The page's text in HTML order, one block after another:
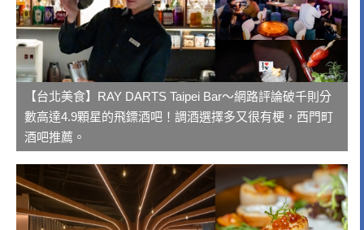
【台北美食】RAY DARTS Taipei Bar～網路評論破千則分
數高達4.9顆星的飛鏢酒吧！調酒選擇多又很有梗，西門町
酒吧推薦。